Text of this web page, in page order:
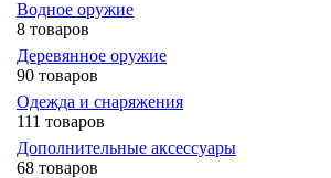
Водное оружие
8 товаров
Деревянное оружие
90 товаров
Одежда и снаряжения
111 товаров
Дополнительные аксессуары
68 товаров